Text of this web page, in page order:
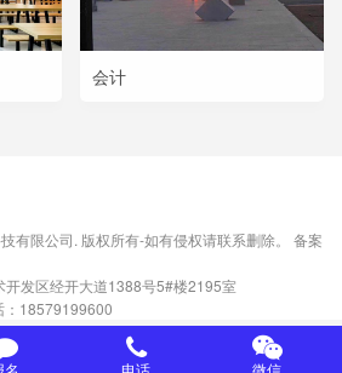
会计
有限公司. 版权所有-如有侵权请联系删除。 备案
发区经开大道1388号5#楼2195室
18579199600
名 电话 微信